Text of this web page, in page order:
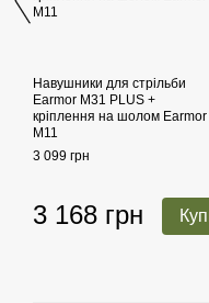
Навушники для стрільби
Earmor M31 PLUS +
кріплення на шолом Earmor
M11
3 099 грн
3 168 грн